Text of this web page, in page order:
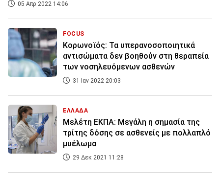
05 Απρ 2022 14:06
FOCUS
Κορωνοϊός: Τα υπερανοσοποιητικά
αντισώματα δεν βοηθούν στη θεραπεία
των νοσηλευόμενων ασθενών
31 Ιαν 2022 20:03
ΕΛΛΑΔΑ
Μελέτη ΕΚΠΑ: Μεγάλη η σημασία της
τρίτης δόσης σε ασθενείς με πολλαπλό
μυέλωμα
29 Δεκ 2021 11:28